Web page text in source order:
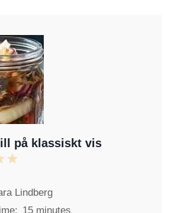
på klassiskt vis
5
t
4
t
a
Lindberg
15 minutes